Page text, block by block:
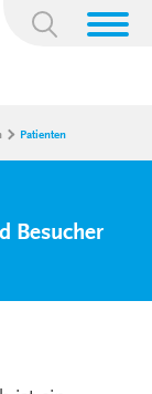
Suchbegriff:
Patienten
Besucher